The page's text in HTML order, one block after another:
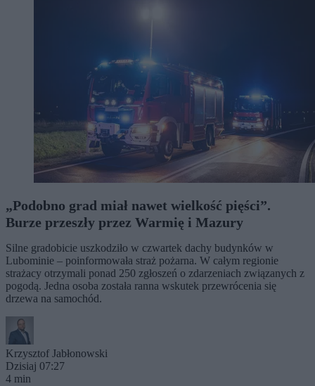
„Podobno grad miał nawet wielkość pięści”.
Burze przeszły przez Warmię i Mazury
Silne gradobicie uszkodziło w czwartek dachy budynków w
Lubominie – poinformowała straż pożarna. W całym regionie
strażacy otrzymali ponad 250 zgłoszeń o zdarzeniach związanych z
pogodą. Jedna osoba została ranna wskutek przewrócenia się
drzewa na samochód.
Krzysztof Jabłonowski
Dzisiaj 07:27
4 min